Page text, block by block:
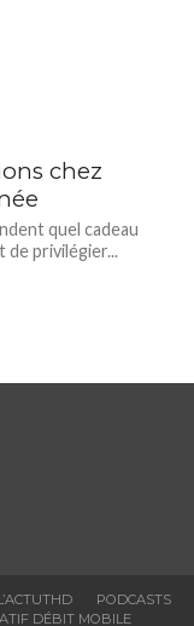
chez
quel cadeau
de privilégier...
PODCASTS
DÉBIT MOBILE